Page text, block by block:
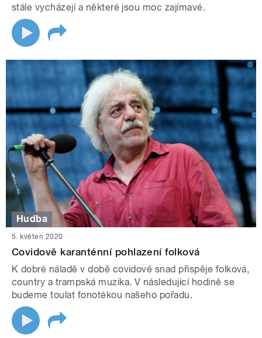
stále vycházejí a některé jsou moc zajímavé.
Hudba
5. květen 2020
Covidově karanténní pohlazení folková
K dobré náladě v době covidové snad přispěje folková,
country a trampská muzika. V následující hodině se
budeme toulat fonotékou našeho pořadu.